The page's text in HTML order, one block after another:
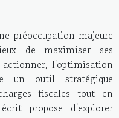
préoccupation majeure
de maximiser ses
l'optimisation
un outil stratégique
fiscales tout en
propose d'explorer